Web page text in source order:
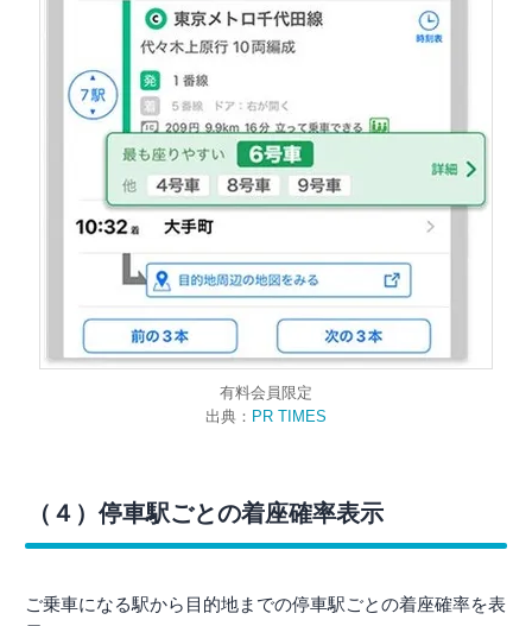
有料会員限定
出典： PR TIMES
（４）停車駅ごとの着座確率表示
ご乗車になる駅から目的地までの停車駅ごとの着座確率を表